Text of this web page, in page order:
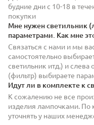
будние дни с 10-18 в
покупки
Мне нужен светильник
параметрами. Как мне
Связаться с нами и мы
самостоятельно
светильник итд.) и слева
(фильтр) выбираете
Идут ли в комплекте к
К сожалению не все
изделия лампочками.
уточнять у наших